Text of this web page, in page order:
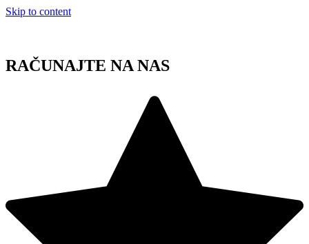
Skip to content
RAČUNAJTE NA NAS